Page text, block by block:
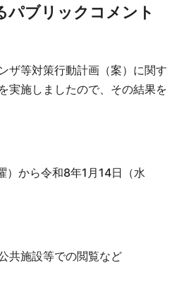
パブリックコメント
ザ等対策行動計画（案）に関す
実施しましたので、その結果を
）から令和8年1月14日（水
共施設等での閲覧など